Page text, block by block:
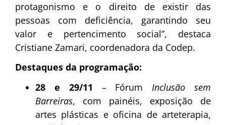
protagonismo e o direito de existir das
pessoas com deficiência, garantindo seu
valor e pertencimento social”, destaca
Cristiane Zamari, coordenadora da Codep.
Destaques da programação:
28 e 29/11 – Fórum Inclusão sem
Barreiras, com painéis, exposição de
artes plásticas e oficina de arteterapia,